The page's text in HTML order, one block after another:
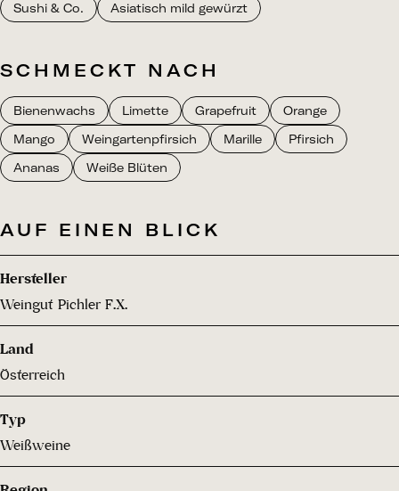
Sushi & Co.
Asiatisch mild gewürzt
SCHMECKT NACH
Bienenwachs Limette Grapefruit
Orange
Mango
Weingartenpfirsich Marille
Pfirsich
Ananas
Weiße Blüten
AUF EINEN BLICK
Hersteller
Weingut Pichler F.X.
Land
Österreich
Typ
Weißweine